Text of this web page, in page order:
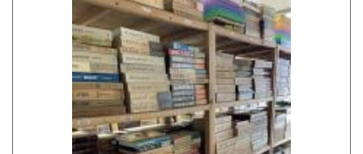
800円 長崎県
800円 大分県
800円 鹿児島県
1,500円